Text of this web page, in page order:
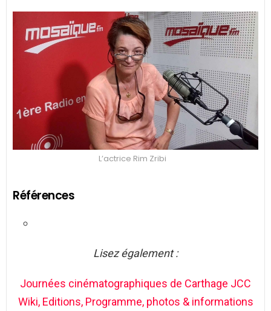
L’actrice Rim Zribi
Références
Lisez également :
Journées cinématographiques de Carthage JCC
Wiki, Editions, Programme, photos & informations